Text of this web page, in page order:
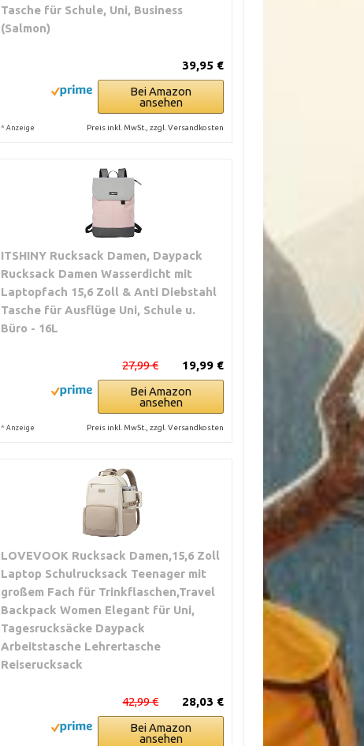
Tasche für Schule, Uni, Business
(Salmon)
39,95 €
Bei Amazon
ansehen
* Anzeige Preis inkl. MwSt., zzgl. Versandkosten
ITSHINY Rucksack Damen, Daypack
Rucksack Damen Wasserdicht mit
Laptopfach 15,6 Zoll & Anti Diebstahl
Tasche für Ausflüge Uni, Schule u.
Büro - 16L
19,99 €
27,99 €
Bei Amazon
ansehen
* Anzeige Preis inkl. MwSt., zzgl. Versandkosten
LOVEVOOK Rucksack Damen,15,6 Zoll
Laptop Schulrucksack Teenager mit
großem Fach für Trinkflaschen,Travel
Backpack Women Elegant für Uni,
Tagesrucksäcke Daypack
Arbeitstasche Lehrertasche
Reiserucksack
28,03 €
42,99 €
Bei Amazon
ansehen